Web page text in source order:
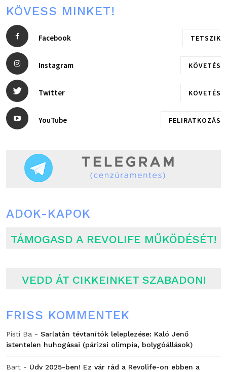
KÖVESS MINKET!
Facebook TETSZIK
Instagram KÖVETÉS
Twitter KÖVETÉS
YouTube FELIRATKOZÁS
ADOK-KAPOK
TÁMOGASD A REVOLIFE MŰKÖDÉSÉT!
VEDD ÁT CIKKEINKET SZABADON!
FRISS KOMMENTEK
Pisti Ba - Sarlatán tévtanítók leleplezése: Kaló Jenő
istentelen huhogásai (párizsi olimpia, bolygóállások)
Bart - Üdv 2025-ben! Ez vár rád a Revolife-on ebben a